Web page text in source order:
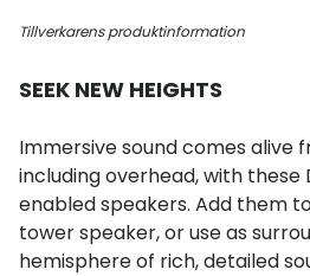
Tillverkarens produktinformation
SEEK NEW HEIGHTS
Immersive sound comes alive
including overhead, with these
enabled speakers. Add them
tower speaker, or use as
hemisphere of rich, detailed